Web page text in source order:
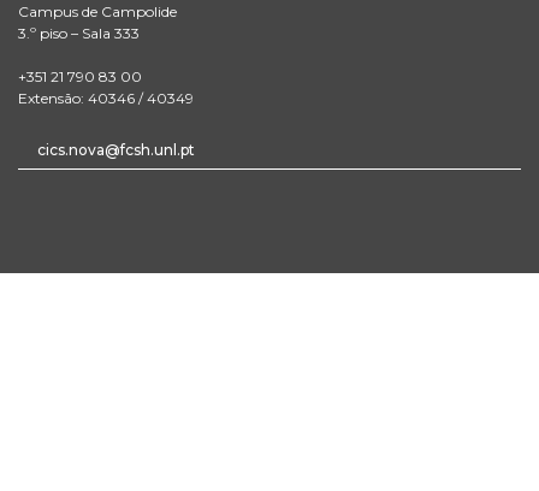
Campus de Campolide
3.º piso – Sala 333
+351 21 790 83 00
Extensão: 40346 / 40349
cics.nova@fcsh.unl.pt